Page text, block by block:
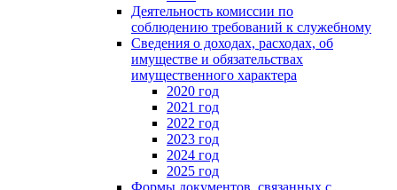
Деятельность комиссии по
соблюдению требований к служебному
Сведения о доходах, расходах, об
имуществе и обязательствах
имущественного характера
2020 год
2021 год
2022 год
2023 год
2024 год
2025 год
Формы документов, связанных с